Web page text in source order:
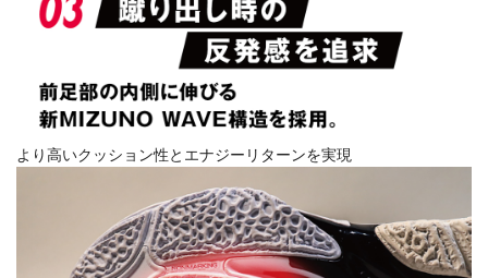
より高いクッション性とエナジーリターンを実現